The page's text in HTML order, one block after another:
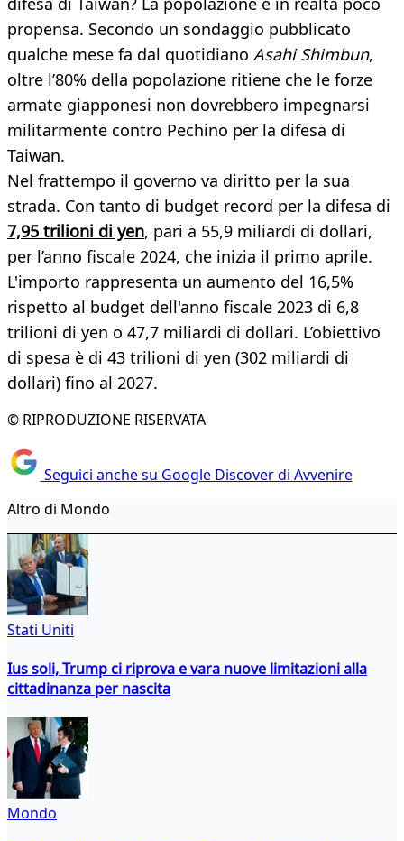
propensa. Secondo un sondaggio pubblicato
qualche mese fa dal quotidiano Asahi Shimbun,
oltre l’80% della popolazione ritiene che le forze
armate giapponesi non dovrebbero impegnarsi
militarmente contro Pechino per la difesa di
Taiwan.
Nel frattempo il governo va diritto per la sua
strada. Con tanto di budget record per la difesa di
7,95 trilioni di yen, pari a 55,9 miliardi di dollari,
per l’anno fiscale 2024, che inizia il primo aprile.
L'importo rappresenta un aumento del 16,5%
rispetto al budget dell'anno fiscale 2023 di 6,8
trilioni di yen o 47,7 miliardi di dollari. L’obiettivo
di spesa è di 43 trilioni di yen (302 miliardi di
dollari) fino al 2027.
© RIPRODUZIONE RISERVATA
Seguici anche su Google Discover di Avvenire
Altro di Mondo
Stati Uniti
Ius soli, Trump ci riprova e vara nuove limitazioni alla
cittadinanza per nascita
Mondo